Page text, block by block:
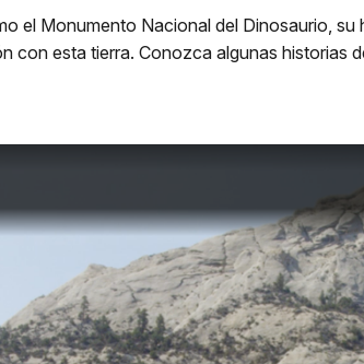
el Monumento Nacional del Dinosaurio,
con esta tierra. Conozca algunas historias